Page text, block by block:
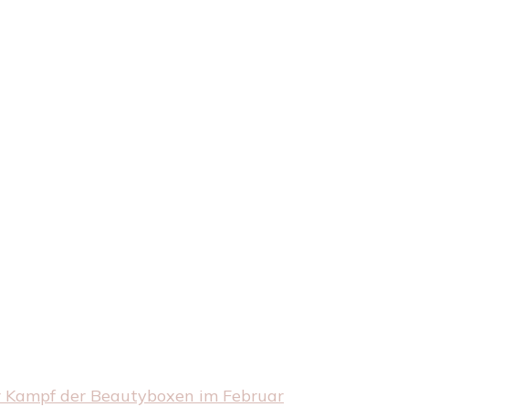
Kampf der Beautyboxen im Februar